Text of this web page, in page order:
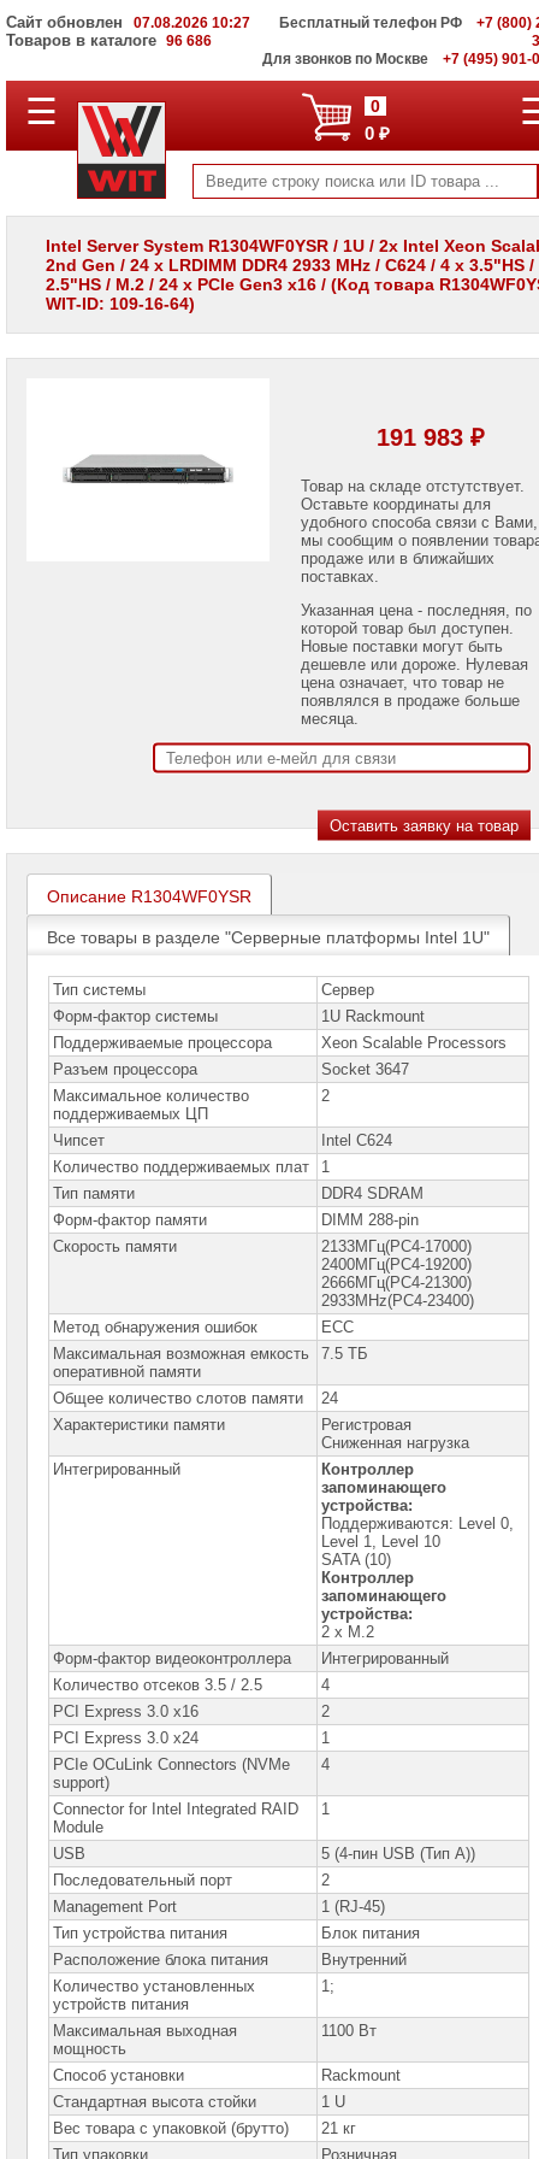
Сайт обновлен 07.08.2026 10:27
Товаров в каталоге 96 686
Бесплатный телефон РФ
+7 (800)
Для звонков по Москве
+7 (495) 901-
ПОЛНЫЙ
КАТАЛОГ
Корпоративные
серверы
WIT
Системы
хранения
данных
Проекторы
Принтеры
Name
Пассивное
сетевое
оборудование
Активное
сетевое
оборудование
СХД
системы
хранения
данных
Компоненты
Компоненты
серверов
Серверные
платформы
платформы
MSI
Серверные
платформы
GIGABYTE
Серверные
платформы
Intel
Серверные
платформы
Intel
1U
►
Серверные
платформы
Intel
2U
Сконфигурированные
платформы
Intel
Серверные
платформы
SuperMicro
☰ 0
0 ₽
Intel Server System R1304WF0YSR / 1U / 2x Intel Xeon
2nd Gen / 24 x LRDIMM DDR4 2933 MHz / C624 / 4 x 3.5"HS /
2.5"HS / M.2 / 24 x PCIe Gen3 x16 / (Код товара
WIT-ID: 109-16-64)
191 983 ₽
Товар на складе отстутствует.
Оставьте координаты для
удобного способа связи с Вами,
мы сообщим о появлении
продаже или в ближайших
поставках.
Указанная цена - последняя, по
которой товар был доступен.
Новые поставки могут быть
дешевле или дороже. Нулевая
цена означает, что товар не
появлялся в продаже больше
месяца.
Описание R1304WF0YSR
Все товары в разделе "Серверные платформы Intel 1U"
Тип системы
Сервер
Форм-фактор системы
1U Rackmount
Поддерживаемые процессора
Xeon Scalable Processors
Разъем процессора
Socket 3647
Максимальное количество
поддерживаемых ЦП
2
Чипсет
Intel C624
Количество поддерживаемых плат
1
Тип памяти
DDR4 SDRAM
Форм-фактор памяти
DIMM 288-pin
Скорость памяти
2133МГц(PC4-17000)
2400МГц(PC4-19200)
2666МГц(PC4-21300)
2933MHz(PC4-23400)
Метод обнаружения ошибок
ECC
Максимальная возможная емкость
оперативной памяти
7.5 ТБ
Общее количество слотов памяти
24
Характеристики памяти
Регистровая
Сниженная нагрузка
Интегрированный
Контроллер
запоминающего
устройства:
Поддерживаются: Level 0,
Level 1, Level 10
SATA (10)
Контроллер
запоминающего
устройства:
2 x M.2
Форм-фактор видеоконтроллера
Интегрированный
Количество отсеков 3.5 / 2.5
4
PCI Express 3.0 x16
2
PCI Express 3.0 x24
1
PCIe OCuLink Connectors (NVMe
support)
4
Connector for Intel Integrated RAID
Module
1
USB
5 (4-пин USB (Тип A))
Последовательный порт
2
Management Port
1 (RJ-45)
Тип устройства питания
Блок питания
Расположение блока питания
Внутренний
Количество установленных
устройств питания
1;
Максимальная выходная
мощность
1100 Вт
Способ установки
Rackmount
Стандартная высота стойки
1 U
Вес товара с упаковкой (брутто)
21 кг
Тип упаковки
Розничная